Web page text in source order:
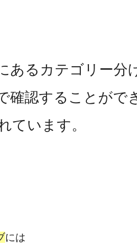
あるカテゴリー分
確認することがで
ています。
には